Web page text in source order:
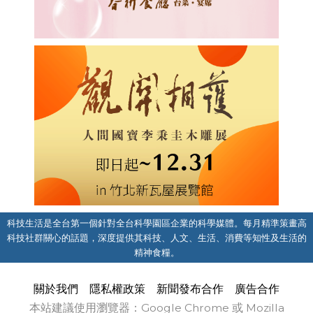
科技生活是全台第一個針對全台科學園區企業的科學媒體。每月精準策畫高
科技社群關心的話題，深度提供其科技、人文、生活、消費等知性及生活的
精神食糧。
關於我們 隱私權政策 新聞發布合作
廣告合作
本站建議使用瀏覽器：Google Chrome 或 Mozilla